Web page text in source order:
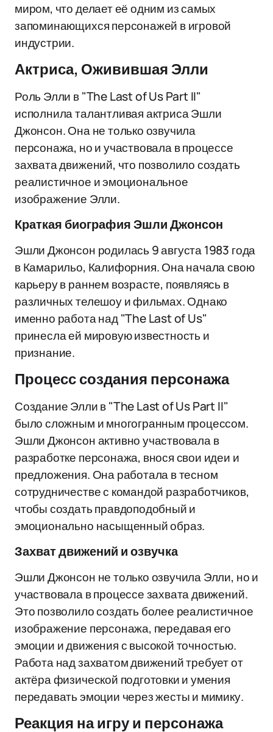
миром, что делает её одним из самых
запоминающихся персонажей в игровой
индустрии.
Актриса, Оживившая Элли
Роль Элли в "The Last of Us Part II"
исполнила талантливая актриса Эшли
Джонсон. Она не только озвучила
персонажа, но и участвовала в процессе
захвата движений, что позволило создать
реалистичное и эмоциональное
изображение Элли.
Краткая биография Эшли Джонсон
Эшли Джонсон родилась 9 августа 1983 года
в Камарильо, Калифорния. Она начала свою
карьеру в раннем возрасте, появляясь в
различных телешоу и фильмах. Однако
именно работа над "The Last of Us"
принесла ей мировую известность и
признание.
Процесс создания персонажа
Создание Элли в "The Last of Us Part II"
было сложным и многогранным процессом.
Эшли Джонсон активно участвовала в
разработке персонажа, внося свои идеи и
предложения. Она работала в тесном
сотрудничестве с командой разработчиков,
чтобы создать правдоподобный и
эмоционально насыщенный образ.
Захват движений и озвучка
Эшли Джонсон не только озвучила Элли, но и
участвовала в процессе захвата движений.
Это позволило создать более реалистичное
изображение персонажа, передавая его
эмоции и движения с высокой точностью.
Работа над захватом движений требует от
актёра физической подготовки и умения
передавать эмоции через жесты и мимику.
Реакция на игру и персонажа